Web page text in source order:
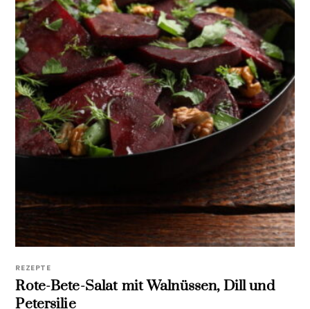
REZEPTE
Rote-Bete-Salat mit Walnüssen, Dill und
Petersilie